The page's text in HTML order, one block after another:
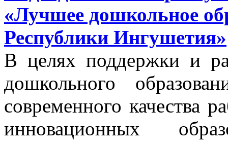
«Лучшее дошкольное
Республики Ингушетия»
В целях поддержки и
дошкольного
современного качества
инновационных